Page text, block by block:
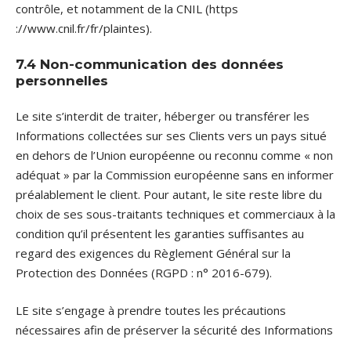
contrôle, et notamment de la CNIL (https
://www.cnil.fr/fr/plaintes).
7.4 Non-communication des données
personnelles
Le site s’interdit de traiter, héberger ou transférer les
Informations collectées sur ses Clients vers un pays situé
en dehors de l’Union européenne ou reconnu comme « non
adéquat » par la Commission européenne sans en informer
préalablement le client. Pour autant, le site reste libre du
choix de ses sous-traitants techniques et commerciaux à la
condition qu’il présentent les garanties suffisantes au
regard des exigences du Règlement Général sur la
Protection des Données (RGPD : n° 2016-679).
LE site s’engage à prendre toutes les précautions
nécessaires afin de préserver la sécurité des Informations